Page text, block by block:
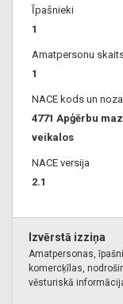
Īpašnieki
1
Amatpersonu
1
NACE kods un
4771 Apģērbu
veikalos
NACE versija
2.1
Izvērstā izziņa
Amatpersonas,
komercķīlas,
vēsturiskā